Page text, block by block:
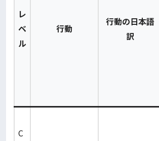
レ
ベ
ル
行動
行動の日本語
訳
C